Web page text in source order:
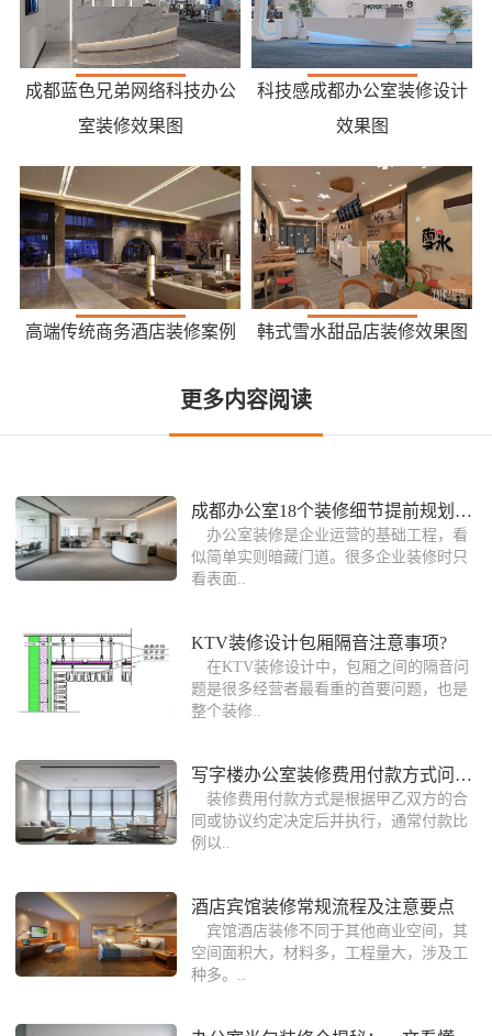
成都蓝色兄弟网络科技办公
室装修效果图
科技感成都办公室装修设计
效果图
高端传统商务酒店装修案例 韩式雪水甜品店装修效果图
更多内容阅读
成都办公室18个装修细节提前规划不后悔
办公室装修是企业运营的基础工程，看
似简单实则暗藏门道。很多企业装修时只
看表面..
KTV装修设计包厢隔音注意事项?
在KTV装修设计中，包厢之间的隔音问
题是很多经营者最看重的首要问题，也是
整个装修..
写字楼办公室装修费用付款方式问题答疑
装修费用付款方式是根据甲乙双方的合
同或协议约定决定后并执行，通常付款比
例以..
酒店宾馆装修常规流程及注意要点
宾馆酒店装修不同于其他商业空间，其
空间面积大，材料多，工程量大，涉及工
种多。..